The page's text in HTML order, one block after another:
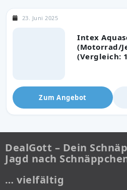
Intex
(Motorrad/
(Vergleich:
23. Juni 2025
Zum Angebot
DealGott – Dein
Jagd nach
… vielfältig